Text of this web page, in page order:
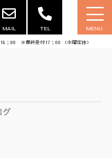
MAIL TEL MENU
：00 ※最終受付17：00 （水曜定休）
グ